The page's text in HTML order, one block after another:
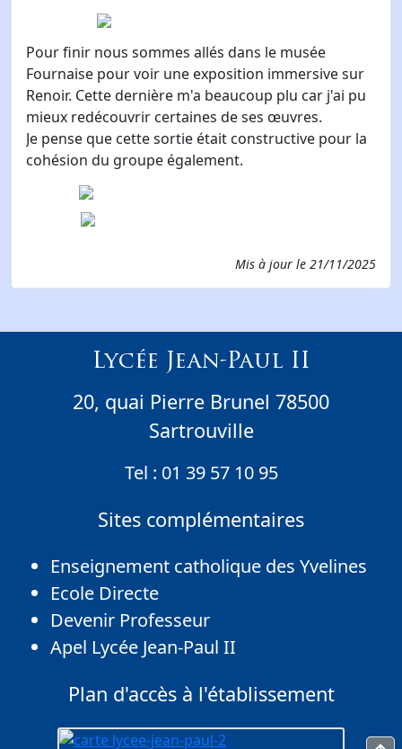
Pour finir nous sommes allés dans le musée
Fournaise pour voir une exposition immersive sur
Renoir. Cette dernière m'a beaucoup plu car j'ai pu
mieux redécouvrir certaines de ses œuvres.
Je pense que cette sortie était constructive pour la
cohésion du groupe également.
Mis à jour le 21/11/2025
Sites complémentaires
Enseignement catholique des Yvelines
Ecole Directe
Devenir Professeur
Apel Lycée Jean-Paul II
Lycée Jean-Paul II
20, quai Pierre Brunel 78500
Sartrouville
Tel : 01 39 57 10 95
Plan d'accès à l'établissement